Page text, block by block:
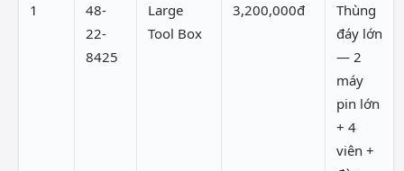
1
48-
22-
8425
Large
Tool Box
3,200,000đ
Thùng
đáy lớn
— 2
máy
pin lớn
+ 4
viên +